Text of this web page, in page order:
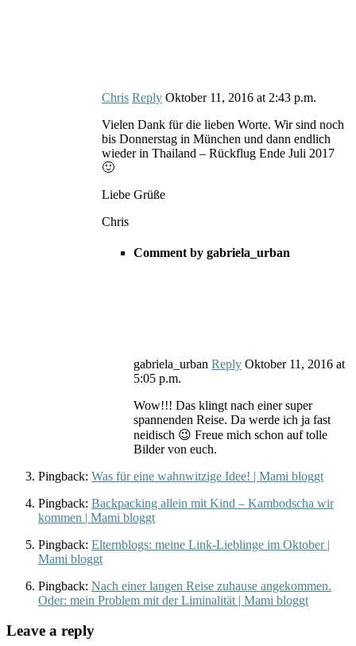
Chris Reply Oktober 11, 2016 at 2:43 p.m.
Vielen Dank für die lieben Worte. Wir sind noch
bis Donnerstag in München und dann endlich
wieder in Thailand – Rückflug Ende Juli 2017
🙂
Liebe Grüße
Chris
Comment by gabriela_urban
gabriela_urban Reply Oktober 11, 2016 at
5:05 p.m.
Wow!!! Das klingt nach einer super
spannenden Reise. Da werde ich ja fast
neidisch 😉 Freue mich schon auf tolle
Bilder von euch.
Pingback: Was für eine wahnwitzige Idee! | Mami bloggt
Pingback: Backpacking allein mit Kind – Kambodscha wir
kommen | Mami bloggt
Pingback: Elternblogs: meine Link-Lieblinge im Oktober |
Mami bloggt
Pingback: Nach einer langen Reise zuhause angekommen.
Oder: mein Problem mit der Liminalität | Mami bloggt
Leave a reply